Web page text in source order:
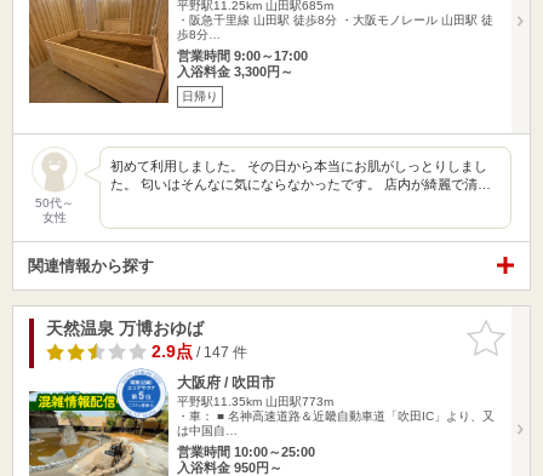
平野駅11.25km 山田駅685m
・阪急千里線 山田駅 徒歩8分 ・大阪モノレール 山田駅 徒
歩8分…
営業時間 9:00～17:00
入浴料金 3,300円～
日帰り
50代～
女性
初めて利用しました。 その日から本当にお肌がしっとりしまし
た。 匂いはそんなに気にならなかったです。 店内が綺麗で清…
関連情報から探す
お気に入
りに追加
天然温泉 万博おゆば
2.9点/ 147 件
大阪府 / 吹田市
平野駅11.35km 山田駅773m
・車： ■ 名神高速道路＆近畿自動車道「吹田IC」より、又
は中国自…
営業時間 10:00～25:00
入浴料金 950円～